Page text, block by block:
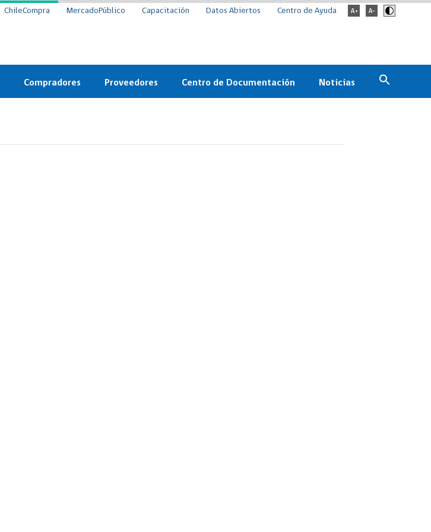
ChileCompra MercadoPúblico Capacitación Datos Abiertos Centro de Ayuda
Compradores
Circular
Proveedores Centro de Documentación Noticias
Archivo de noticias